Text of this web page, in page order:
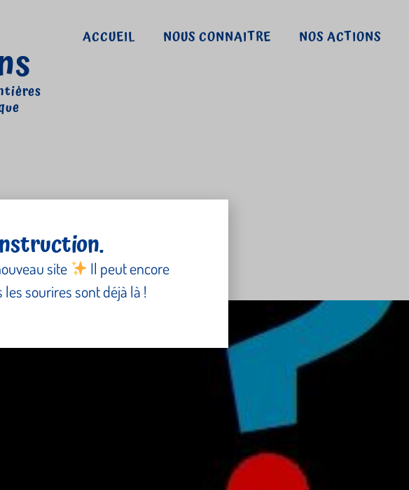
ACCUEIL NOUS CONNAITRE NOS ACTIONS
site
Il peut encore
sourires sont déjà là !